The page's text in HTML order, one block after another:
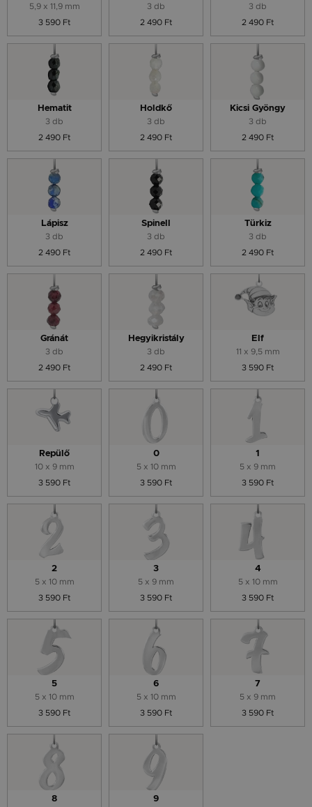
5,9 x 11,9 mm
3 590 Ft
3 db
2 490 Ft
3 db
2 490 Ft
Hematit
3 db
2 490 Ft
Holdkő
3 db
2 490 Ft
Kicsi Gyöngy
3 db
2 490 Ft
Lápisz
3 db
2 490 Ft
Spinell
3 db
2 490 Ft
Türkiz
3 db
2 490 Ft
Gránát
3 db
2 490 Ft
Hegyikristály
3 db
2 490 Ft
Elf
11 x 9,5 mm
3 590 Ft
Repülő
10 x 9 mm
3 590 Ft
0
5 x 10 mm
3 590 Ft
1
5 x 9 mm
3 590 Ft
2
5 x 10 mm
3 590 Ft
3
5 x 9 mm
3 590 Ft
4
5 x 10 mm
3 590 Ft
5
5 x 10 mm
3 590 Ft
6
5 x 10 mm
3 590 Ft
7
5 x 9 mm
3 590 Ft
8 9